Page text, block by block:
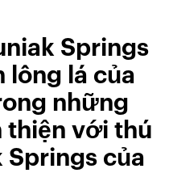
Springs
lá của
những
thiện với thú
của